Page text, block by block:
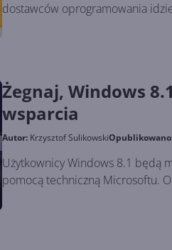
dostawców oprogramowania
Żegnaj, Windows
wsparcia
Autor: Krzysztof Sulikowski
Użytkownicy Windows 8.1 będą
pomocą techniczną Microsoftu.